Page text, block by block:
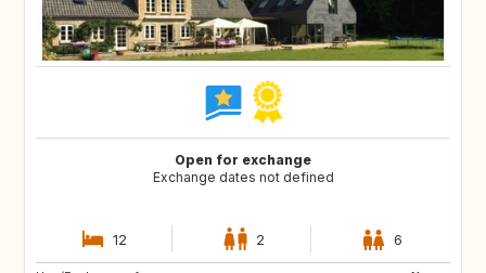
Open for exchange
Exchange dates not defined
12 2 6